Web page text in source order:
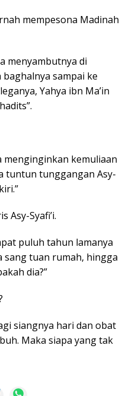
mempesona Madinah
menyambutnya di
sampai ke
Yahya ibn Ma’in
menginginkan kemuliaan
tuntun tunggangan Asy-
Asy-Syafi’i.
puluh tahun lamanya
sang tuan rumah, hingga
dia?”
siangnya hari dan obat
Maka siapa yang tak